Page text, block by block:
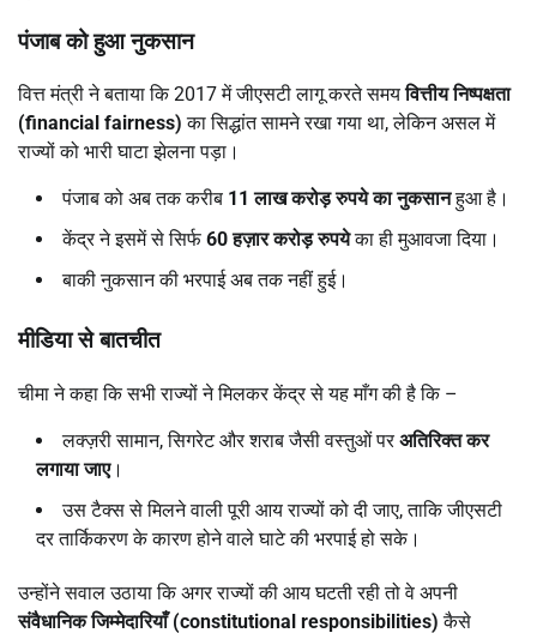
पंजाब को हुआ नुकसान
वित्त मंत्री ने बताया कि 2017 में जीएसटी लागू करते समयवित्तीय निष्पक्षता
(financial fairness) का सिद्धांत सामने रखा गया था, लेकिन असल में
राज्यों को भारी घाटा झेलना पड़ा।
पंजाब को अब तक करीब 11लाख करोड़ रुपये का नुकसानहुआ है।
केंद्र ने इसमें से सिर्फ 60हज़ार करोड़ रुपयेका ही मुआवजा दिया।
बाकी नुकसान की भरपाई अब तक नहीं हुई।
मीडिया से बातचीत
चीमा ने कहा कि सभी राज्यों ने मिलकर केंद्र से यह माँग की है कि –
लक्ज़री सामान, सिगरेट और शराब जैसी वस्तुओं परअतिरिक्त कर
लगाया जाए।
उस टैक्स से मिलने वाली पूरी आय राज्यों को दी जाए, ताकि जीएसटी
दर तार्किकरण के कारण होने वाले घाटे की भरपाई हो सके।
उन्होंने सवाल उठाया कि अगर राज्यों की आय घटती रही तो वे अपनी
संवैधानिक जिम्मेदारियाँ (constitutional responsibilities) कैसे